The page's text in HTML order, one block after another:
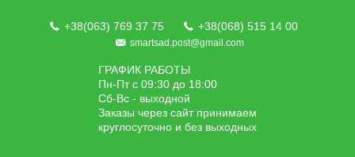
+38(063) 769 37 75 +38(068) 515 14 00
smartsad.post@gmail.com
ГРАФИК РАБОТЫ
Пн-Пт с 09:30 до 18:00
Сб-Вс - выходной
Заказы через сайт принимаем
круглосуточно и без выходных